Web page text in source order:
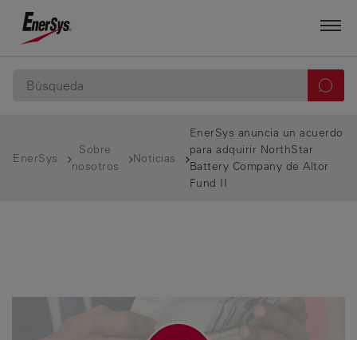
EnerSys
Sobre
nosotros
Noticias
EnerSys anuncia un acuerdo
para adquirir NorthStar
Battery Company de Altor
Fund II